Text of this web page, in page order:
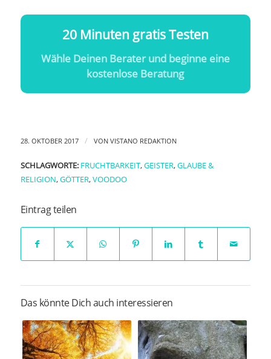
20 Minuten gratis Testen
Wähle Deinen Berater und beginne eine
kostenlose Beratung
28. OKTOBER 2017 / VON VISTANO REDAKTION
SCHLAGWORTE: FRUCHTBARKEIT,GEISTER,GLAUBE &
RELIGION,GÖTTER,VOODOO
Eintrag teilen
Das könnte Dich auch interessieren